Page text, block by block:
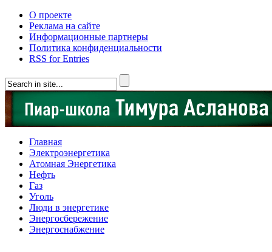
О проекте
Реклама на сайте
Информационные партнеры
Политика конфиденциальности
RSS for Entries
Главная
Электроэнергетика
Атомная Энергетика
Нефть
Газ
Уголь
Люди в энергетике
Энергосбережение
Энергоснабжение